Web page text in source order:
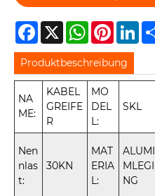
Facebook
X WhatsApp
Produktbeschreibung
NA
ME:
KABEL
GREIFE
R
MO
DEL
L:
SKL
Nen
nlas
t:
30KN
MAT
ERIA
L:
NG